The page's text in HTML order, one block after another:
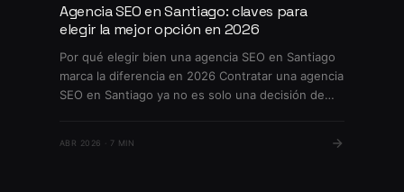
Agencia SEO en Santiago: claves para
elegir la mejor opción en 2026
Por qué elegir bien una agencia SEO en Santiago
marca la diferencia en 2026 Contratar una agencia
SEO en Santiago ya no es solo una decisión de
ABR 2026 · 7 MIN